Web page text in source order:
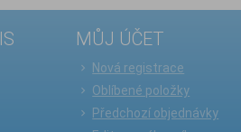
MŮJ ÚČET
Nová registrace
Oblíbené položky
Předchozí objednávky